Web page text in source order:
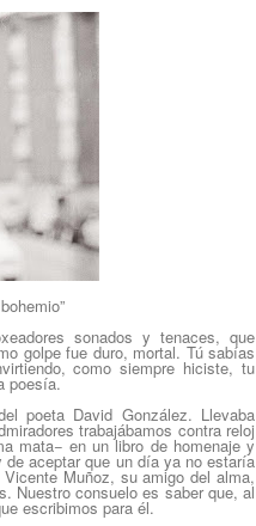
sonados y tenaces, que
golpe fue duro, mortal. Tú sabías
como siempre hiciste, tu
poesía.
poeta David González. Llevaba
trabajábamos contra reloj
mata− en un libro de homenaje y
aceptar que un día ya no estaría
Muñoz, su amigo del alma,
Nuestro consuelo es saber que, al
escribimos para él.